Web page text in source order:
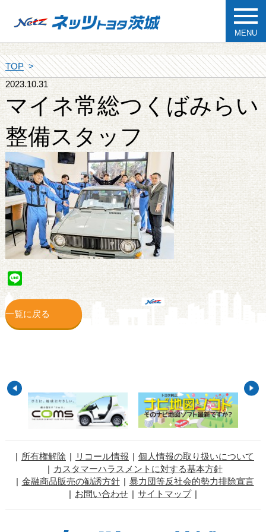
MENU
TOP
2023.10.31
マイネ常総つくばみらい
整備スタッフ
Line
一覧に戻る
所有権解除 リコール情報
個人情報の取り扱いについて
カスタマーハラスメントに対する基本方針
金融商品販売の勧誘方針
暴力団等反社会的勢力排除宣言
お問い合わせ
サイトマップ